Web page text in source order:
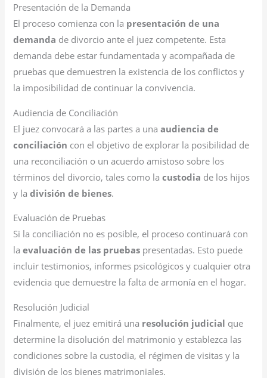
Presentación de la Demanda
El proceso comienza con la presentación de una
demanda de divorcio ante el juez competente. Esta
demanda debe estar fundamentada y acompañada de
pruebas que demuestren la existencia de los conflictos y
la imposibilidad de continuar la convivencia.
Audiencia de Conciliación
El juez convocará a las partes a unaaudiencia de
conciliación con el objetivo de explorar la posibilidad de
una reconciliación o un acuerdo amistoso sobre los
términos del divorcio, tales como lacustodia de los hijos
y ladivisión de bienes.
Evaluación de Pruebas
Si la conciliación no es posible, el proceso continuará con
laevaluación de las pruebas presentadas. Esto puede
incluir testimonios, informes psicológicos y cualquier otra
evidencia que demuestre la falta de armonía en el hogar.
Resolución Judicial
Finalmente, el juez emitirá una resolución judicial que
determine la disolución del matrimonio y establezca las
condiciones sobre la custodia, el régimen de visitas y la
división de los bienes matrimoniales.